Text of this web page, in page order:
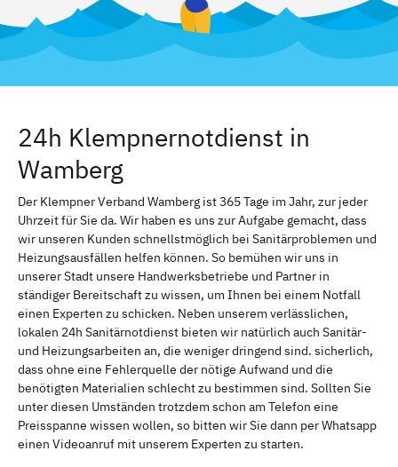
24h Klempnernotdienst in
Wamberg
Der Klempner Verband Wamberg ist 365 Tage im Jahr, zur jeder
Uhrzeit für Sie da. Wir haben es uns zur Aufgabe gemacht, dass
wir unseren Kunden schnellstmöglich bei Sanitärproblemen und
Heizungsausfällen helfen können. So bemühen wir uns in
unserer Stadt unsere Handwerksbetriebe und Partner in
ständiger Bereitschaft zu wissen, um Ihnen bei einem Notfall
einen Experten zu schicken. Neben unserem verlässlichen,
lokalen 24h Sanitärnotdienst bieten wir natürlich auch Sanitär-
und Heizungsarbeiten an, die weniger dringend sind. sicherlich,
dass ohne eine Fehlerquelle der nötige Aufwand und die
benötigten Materialien schlecht zu bestimmen sind. Sollten Sie
unter diesen Umständen trotzdem schon am Telefon eine
Preisspanne wissen wollen, so bitten wir Sie dann per Whatsapp
einen Videoanruf mit unserem Experten zu starten.